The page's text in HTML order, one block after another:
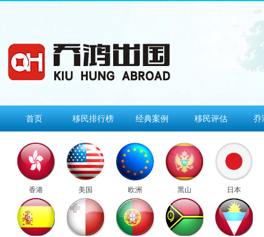
首页 移民排行榜 经典案例 移民评估 乔
香港 美国 欧洲 黑山 日本